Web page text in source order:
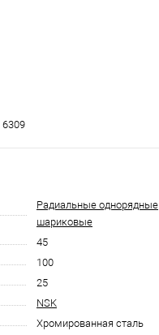
6309
Радиальные однорядные
шариковые
45
100
25
NSK
Хромированная сталь